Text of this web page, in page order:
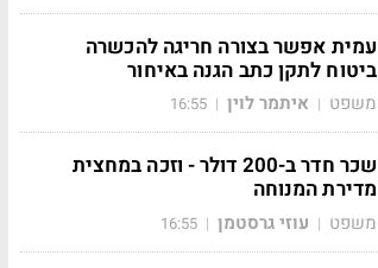
עמית אפשר בצורה חריגה להכשרה
ביטוח לתקן כתב הגנה באיחור
משפט | איתמר לוין |
16:55
שכר חדר ב-200 דולר - וזכה במחצית
מדירת המנוחה
משפט | עוזי גרסטמן |
16:55